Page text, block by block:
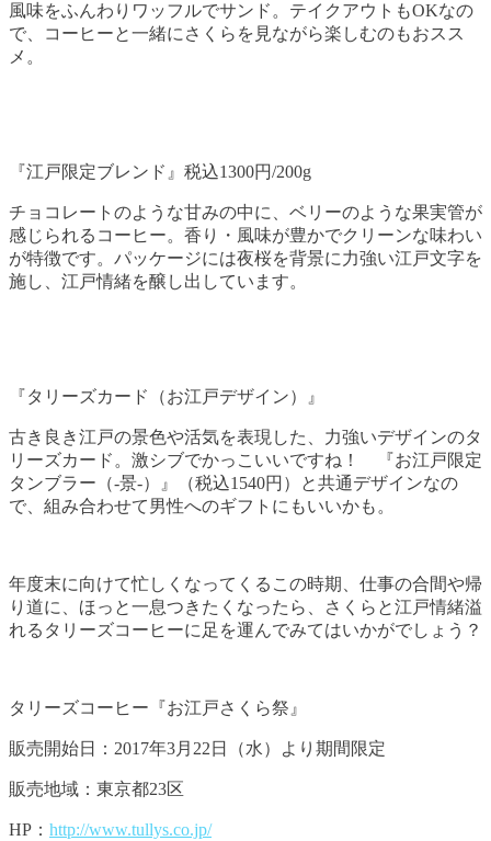
風味をふんわりワッフルでサンド。テイクアウトもOKなの
で、コーヒーと一緒にさくらを見ながら楽しむのもおスス
メ。
『江戸限定ブレンド』税込1300円/200g
チョコレートのような甘みの中に、ベリーのような果実管が
感じられるコーヒー。香り・風味が豊かでクリーンな味わい
が特徴です。パッケージには夜桜を背景に力強い江戸文字を
施し、江戸情緒を醸し出しています。
『タリーズカード（お江戸デザイン）』
古き良き江戸の景色や活気を表現した、力強いデザインのタ
リーズカード。激シブでかっこいいですね！ 『お江戸限定
タンブラー（-景-）』（税込1540円）と共通デザインなの
で、組み合わせて男性へのギフトにもいいかも。
年度末に向けて忙しくなってくるこの時期、仕事の合間や帰
り道に、ほっと一息つきたくなったら、さくらと江戸情緒溢
れるタリーズコーヒーに足を運んでみてはいかがでしょう？
タリーズコーヒー『お江戸さくら祭』
販売開始日：2017年3月22日（水）より期間限定
販売地域：東京都23区
HP： http://www.tullys.co.jp/